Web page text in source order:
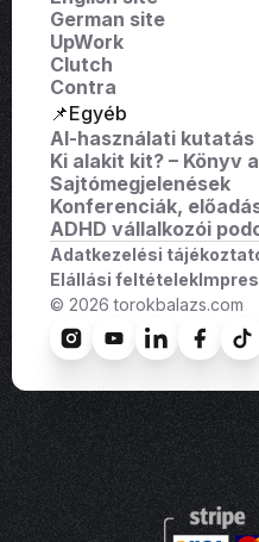
German site
UpWork
Clutch
Contra
📌Egyéb
AI-használati kutatás
Ki alakit kit? – Könyv
Sajtómegjelenések
Konferenciák,
ADHD vállalkozói
Adatkezelési
Elállási feltételek
© 2026 torokbalazs.com